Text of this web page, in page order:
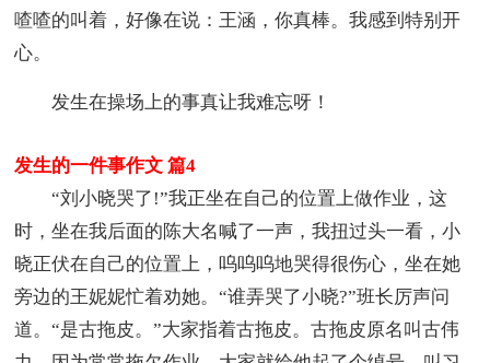
喳喳的叫着，好像在说：王涵，你真棒。我感到特别开
心。
发生在操场上的事真让我难忘呀！
发生的一件事作文 篇4
“刘小晓哭了!”我正坐在自己的位置上做作业，这
时，坐在我后面的陈大名喊了一声，我扭过头一看，小
晓正伏在自己的位置上，呜呜呜地哭得很伤心，坐在她
旁边的王妮妮忙着劝她。“谁弄哭了小晓?”班长厉声问
道。“是古拖皮。”大家指着古拖皮。古拖皮原名叫古伟